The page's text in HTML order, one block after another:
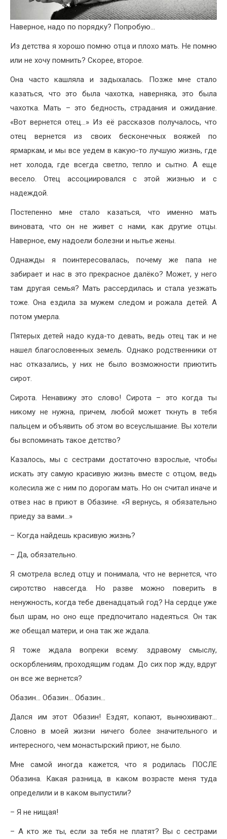
Наверное, надо по порядку? Попробую…
Из детства я хорошо помню отца и плохо мать. Не помню
или не хочу помнить? Скорее, второе.
Она часто кашляла и задыхалась. Позже мне стало
казаться, что это была чахотка, наверняка, это была
чахотка. Мать – это бедность, страдания и ожидание.
«Вот вернется отец…» Из её рассказов получалось, что
отец вернется из своих бесконечных вояжей по
ярмаркам, и мы все уедем в какую-то лучшую жизнь, где
нет холода, где всегда светло, тепло и сытно. А еще
весело. Отец ассоциировался с этой жизнью и с
надеждой.
Постепенно мне стало казаться, что именно мать
виновата, что он не живет с нами, как другие отцы.
Наверное, ему надоели болезни и нытье жены.
Однажды я поинтересовалась, почему же папа не
забирает и нас в это прекрасное далёко? Может, у него
там другая семья? Мать рассердилась и стала уезжать
тоже. Она ездила за мужем следом и рожала детей. А
потом умерла.
Пятерых детей надо куда-то девать, ведь отец так и не
нашел благословенных земель. Однако родственники от
нас отказались, у них не было возможности приютить
сирот.
Сирота. Ненавижу это слово! Сирота – это когда ты
никому не нужна, причем, любой может ткнуть в тебя
пальцем и объявить об этом во всеуслышание. Вы хотели
бы вспоминать такое детство?
Казалось, мы с сестрами достаточно взрослые, чтобы
искать эту самую красивую жизнь вместе с отцом, ведь
колесила же с ним по дорогам мать. Но он считал иначе и
отвез нас в приют в Обазине. «Я вернусь, я обязательно
приеду за вами…»
– Когда найдешь красивую жизнь?
– Да, обязательно.
Я смотрела вслед отцу и понимала, что не вернется, что
сиротство навсегда. Но разве можно поверить в
ненужность, когда тебе двенадцатый год? На сердце уже
был шрам, но оно еще предпочитало надеяться. Он так
же обещал матери, и она так же ждала.
Я тоже ждала вопреки всему: здравому смыслу,
оскорблениям, проходящим годам. До сих пор жду, вдруг
он все же вернется?
Обазин… Обазин… Обазин…
Дался им этот Обазин! Ездят, копают, вынюхивают…
Словно в моей жизни ничего более значительного и
интересного, чем монастырский приют, не было.
Мне самой иногда кажется, что я родилась ПОСЛЕ
Обазина. Какая разница, в каком возрасте меня туда
определили и в каком выпустили?
– Я не нищая!
– А кто же ты, если за тебя не платят? Вы с сестрами